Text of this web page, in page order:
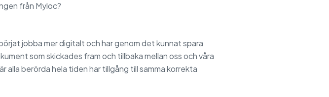
från Myloc?
jobba mer digitalt och har genom det kunnat spara
som skickades fram och tillbaka mellan oss och våra
alla berörda hela tiden har tillgång till samma korrekta